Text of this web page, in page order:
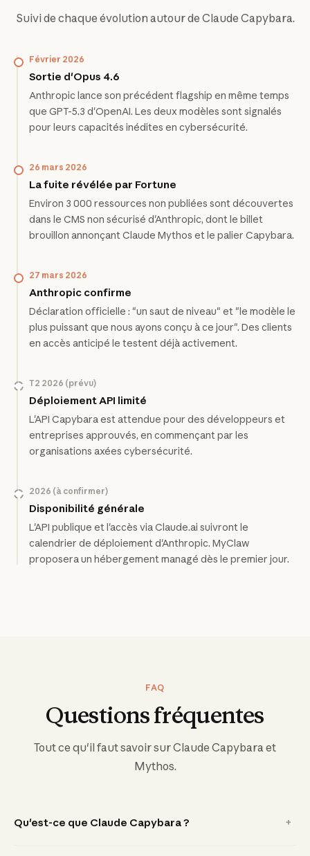
Suivi de chaque évolution autour de Claude Capybara.
Février 2026
Sortie d'Opus 4.6
Anthropic lance son précédent flagship en même temps
que GPT-5.3 d'OpenAI. Les deux modèles sont signalés
pour leurs capacités inédites en cybersécurité.
26 mars 2026
La fuite révélée par Fortune
Environ 3 000 ressources non publiées sont découvertes
dans le CMS non sécurisé d'Anthropic, dont le billet
brouillon annonçant Claude Mythos et le palier Capybara.
27 mars 2026
Anthropic confirme
Déclaration officielle : "un saut de niveau" et "le modèle le
plus puissant que nous ayons conçu à ce jour". Des clients
en accès anticipé le testent déjà activement.
T2 2026 (prévu)
Déploiement API limité
L'API Capybara est attendue pour des développeurs et
entreprises approuvés, en commençant par les
organisations axées cybersécurité.
2026 (à confirmer)
Disponibilité générale
L'API publique et l'accès via Claude.ai suivront le
calendrier de déploiement d'Anthropic. MyClaw
proposera un hébergement managé dès le premier jour.
FAQ
Questions fréquentes
Tout ce qu'il faut savoir sur Claude Capybara et
Mythos.
Qu'est-ce que Claude Capybara ?
+